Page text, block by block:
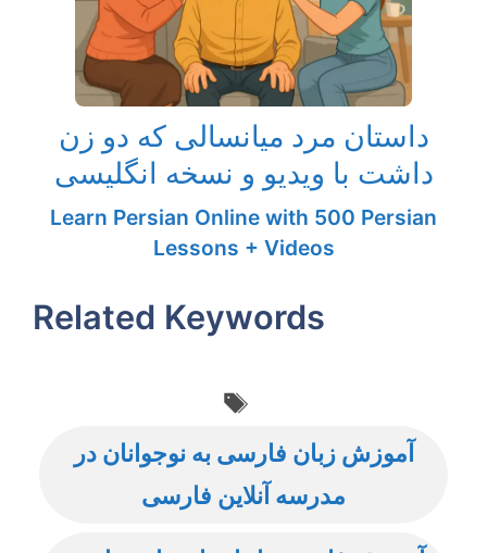
داستان مرد میانسالی که دو زن
داشت با ویدیو و نسخه انگلیسی
Learn Persian Online with 500 Persian
Lessons + Videos
Related Keywords
آموزش زبان فارسی به نوجوانان در
مدرسه آنلاین فارسی